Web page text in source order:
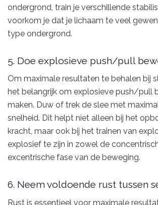
ondergrond, train je verschillende
voorkom je dat je lichaam te veel
type ondergrond.
5. Doe explosieve push/pull
Om maximale resultaten te behalen bij
het belangrijk om explosieve push/pull
maken. Duw of trek de slee met
snelheid. Dit helpt niet alleen bij het
kracht, maar ook bij het trainen van
explosief te zijn in zowel de
excentrische fase van de beweging.
6. Neem voldoende rust tussen
Rust is essentieel voor maximale